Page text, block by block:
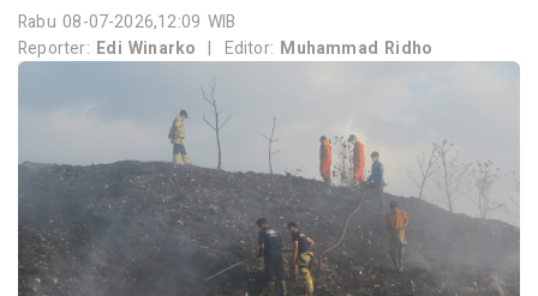
Rabu 08-07-2026,12:09 WIB
Reporter: Edi Winarko | Editor: Muhammad Ridho